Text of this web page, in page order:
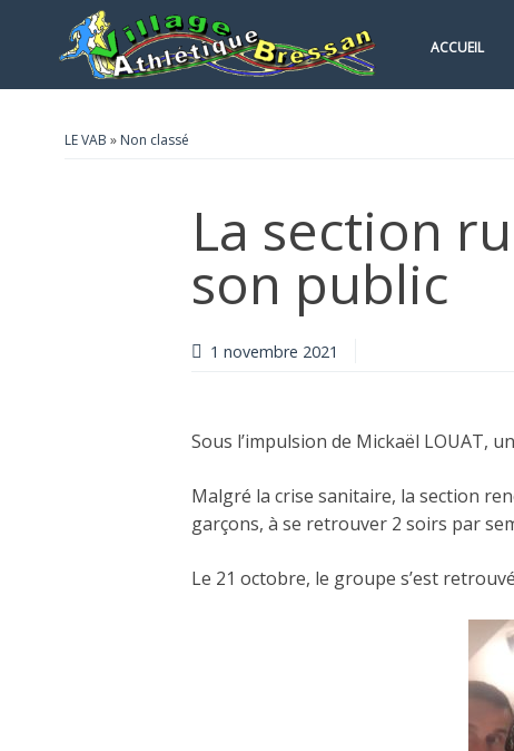
ACCUEIL
LE VAB » Non classé
La section
son public
1 novembre 2021
Sous l’impulsion de Mickaël LOUAT,
Malgré la crise sanitaire, la section
garçons, à se retrouver 2 soirs par
Le 21 octobre, le groupe s’est